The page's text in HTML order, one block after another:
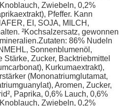
Zwiebeln, 0,2%
Pfeffer. Kann
EI, SOJA, MILCH,
²Kochsalzersatz, gewonnen
86% Nudeln
Sonnenblumenöl,
Zucker, Backtriebmittel
Kurkumaextrakt),
(Mononatriumglutamat,
Aromen, Zucker,
Paprika, 0,6% Lauch, 0,6%
Zwiebeln, 0,2%